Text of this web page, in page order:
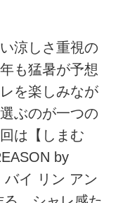
涼しさ重視の
も猛暑が予想
を楽しみなが
ぶのが一つの
は【しまむ
by
バイ リン アン